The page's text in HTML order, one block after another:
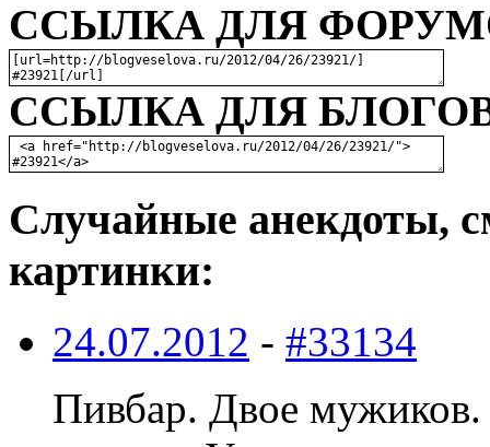
ССЫЛКА ДЛЯ
ССЫЛКА ДЛЯ БЛОГОВ
Случайные анекдоты,
картинки:
24.07.2012 - #33134
Пивбар. Двое